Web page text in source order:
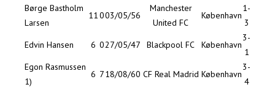
Børge Bastholm
Larsen
11003/05/56
Manchester
United FC
København
1-
3
Edvin Hansen
6 027/05/47 Blackpool FC København
3-
1
Egon Rasmussen
1)
6 718/08/60 CF Real Madrid København
3-
4